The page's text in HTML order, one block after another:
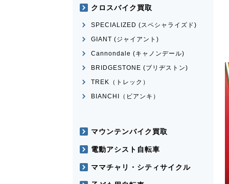
クロスバイク買取
SPECIALIZED (スペシャライズド)
GIANT (ジャイアント)
Cannondale (キャノンデール)
BRIDGESTONE (ブリヂストン)
TREK（トレック）
BIANCHI（ビアンキ）
マウンテンバイク買取
電動アシスト自転車
ママチャリ・シティサイクル